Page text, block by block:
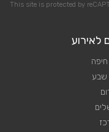
This site is protected by
לאירוע
חיפה
שבע